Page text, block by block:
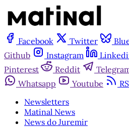
Facebook Twitter
Github
Instagram
Pinterest
Reddit
Whatsapp
Youtube
Newsletters
Matinal News
News do Juremir